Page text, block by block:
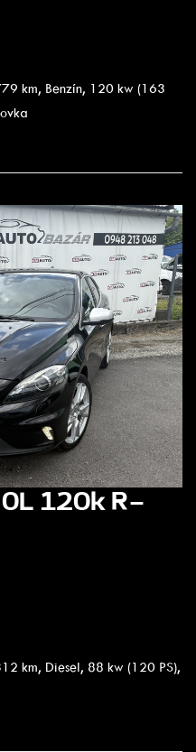
km, Benzín, 120 kw (163
120k R-
km, Diesel, 88 kw (120 PS),